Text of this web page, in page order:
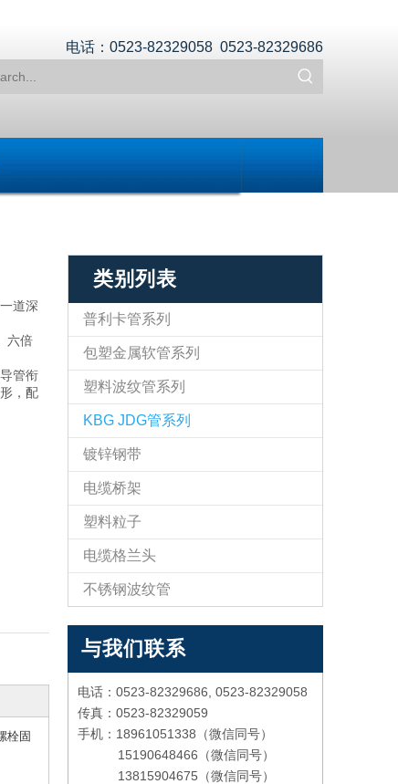
电话：0523-82329058 0523-82329686
道深
六倍
管衔
，配
栓固
类别列表
普利卡管系列
包塑金属软管系列
塑料波纹管系列
KBG JDG管系列
镀锌钢带
电缆桥架
塑料粒子
电缆格兰头
不锈钢波纹管
与我们联系
电话：0523-82329686, 0523-82329058
传真：0523-82329059
手机：18961051338（微信同号）
15190648466（微信同号）
13815904675（微信同号）